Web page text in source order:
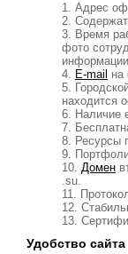
Адрес
Время
фото
E-mail на
находится
Наличие
Ресурсы
Домен
.su.
Удобство сайта